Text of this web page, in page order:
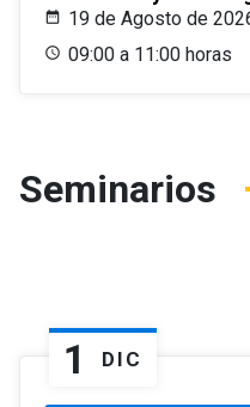
19 de Agosto de
09:00 a 11:00 horas
Seminarios
1 DIC